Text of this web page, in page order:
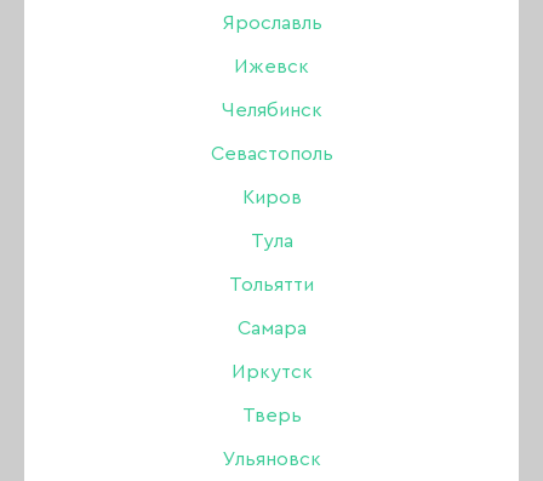
Ярославль
Ижевск
Челябинск
Севастополь
Киров
Тула
Тольятти
Самара
Иркутск
Тверь
Ульяновск